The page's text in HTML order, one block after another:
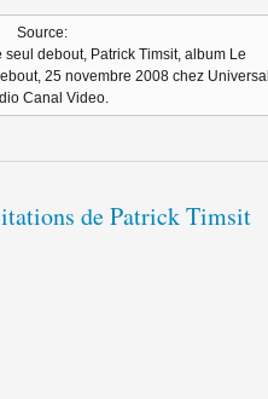
Source:
debout, Patrick Timsit, album Le
25 novembre 2008 chez Universal
Canal Video.
de Patrick Timsit